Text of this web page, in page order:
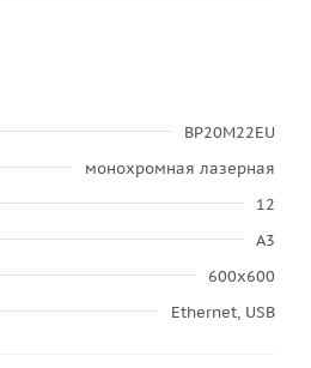
BP20M22EU
монохромная лазерная
12
A3
600x600
Ethernet, USB